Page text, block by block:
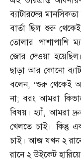
ব্যাটারদের
বার্তা ছিল শুরু
তোলার পাশাপাশি
জোর দেওয়া
ছাড়া আর কোনো
বলেন, ‘শুরু থেকেই
না;বরং আমরা
বিষয়। হ্যাঁ,আমরা
খেলতে চাই। কিন্তু
চাই। আজ যখন ২
রানে ২ উইকেট